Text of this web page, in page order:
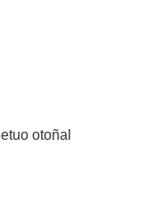
otoñal